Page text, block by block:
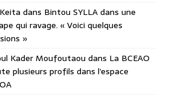
dans Bintou SYLLA dans une
qui ravage. « Voici quelques
»
Kader Moufoutaou dans La BCEAO
plusieurs profils dans l’espace